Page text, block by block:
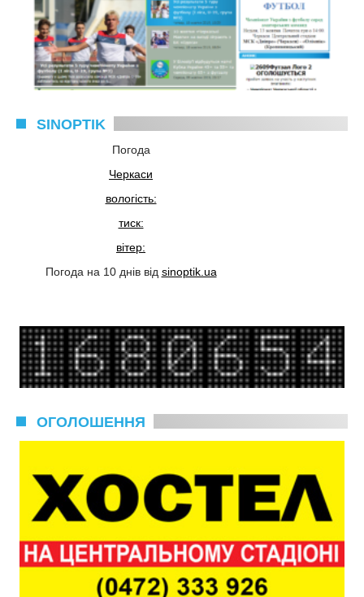
SINOPTIK
Погода
Черкаси
вологість:
тиск:
вітер:
Погода на 10 днів від sinoptik.ua
ОГОЛОШЕННЯ